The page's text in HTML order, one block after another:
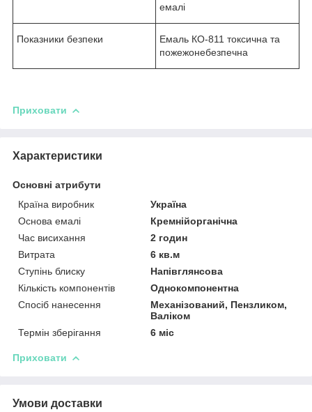
емалі
Показники безпеки
Емаль КО-811 токсична та
пожежонебезпечна
Приховати
Характеристики
Основні атрибути
Країна виробник
Україна
Основа емалі
Кремнійорганічна
Час висихання
2 годин
Витрата
6 кв.м
Ступінь блиску
Напівглянсова
Кількість компонентів
Однокомпонентна
Спосіб нанесення
Механізований, Пензликом,
Валіком
Термін зберігання
6 міс
Приховати
Умови доставки